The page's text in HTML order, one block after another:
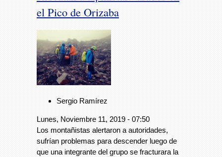
el Pico de Orizaba
Sergio Ramírez
Lunes, Noviembre 11, 2019 - 07:50
Los montañistas alertaron a autoridades,
sufrían problemas para descender luego de
que una integrante del grupo se fracturara la